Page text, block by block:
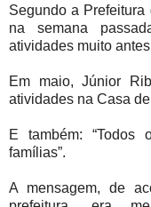
Segundo a
na semana
atividades muito
Em maio, Júnior
atividades na Casa
E também: “Todos
famílias”.
A mensagem, de